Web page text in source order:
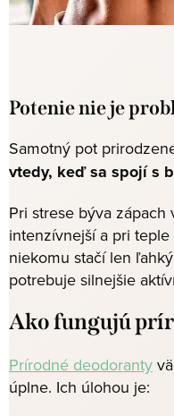
Potenie nie je
Samotný pot
vtedy, keď sa spojí s
Pri strese býva
intenzívnejší a pri
niekomu stačí len
potrebuje silnejšie
Ako fungujú
Prírodné deodoranty
úplne. Ich úlohou je: